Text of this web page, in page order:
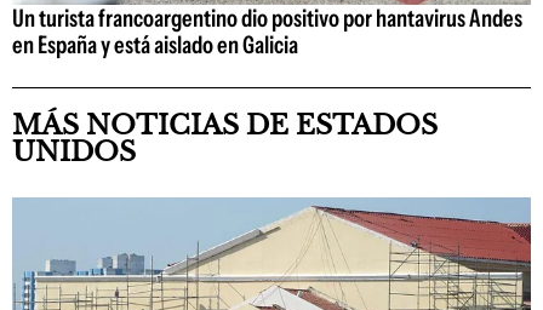
Un turista francoargentino dio positivo por hantavirus Andes
en España y está aislado en Galicia
MÁS NOTICIAS DE ESTADOS
UNIDOS